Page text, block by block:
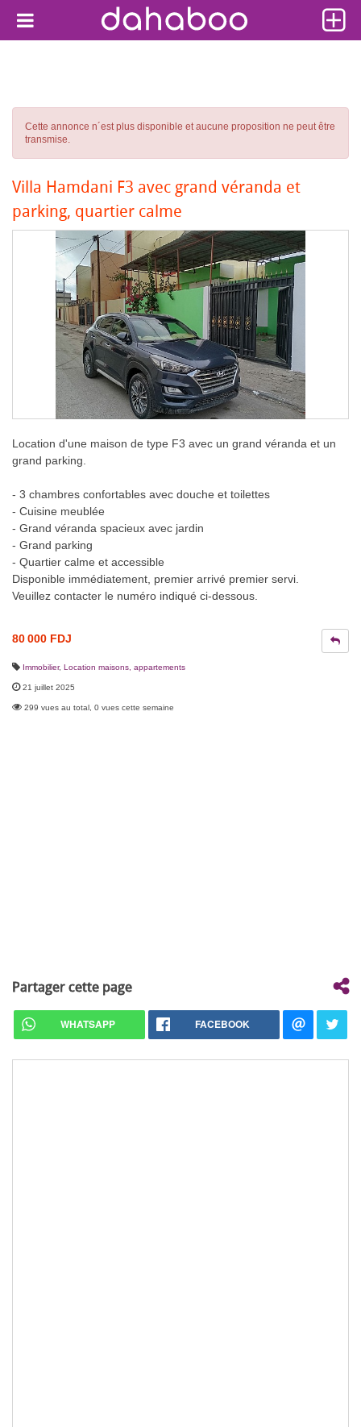
Cette annonce n´est plus disponible et aucune proposition ne peut être
transmise.
Villa Hamdani F3 avec grand véranda et
parking, quartier calme
Location d'une maison de type F3 avec un grand véranda et un
grand parking.
- 3 chambres confortables avec douche et toilettes
- Cuisine meublée
- Grand véranda spacieux avec jardin
- Grand parking
- Quartier calme et accessible
Disponible immédiatement, premier arrivé premier servi.
Veuillez contacter le numéro indiqué ci-dessous.
80 000 FDJ
Immobilier, Location maisons, appartements
21 juillet 2025
299 vues au total, 0 vues cette semaine
Partager cette page
WHATSAPP FACEBOOK